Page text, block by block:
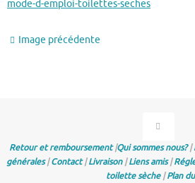
mode-d-emploi-toilettes-seches
Image précédente
Retour et remboursement|Qui sommes nous?|
générales|Contact|Livraison|Liens amis|
toilette sèche|Plan